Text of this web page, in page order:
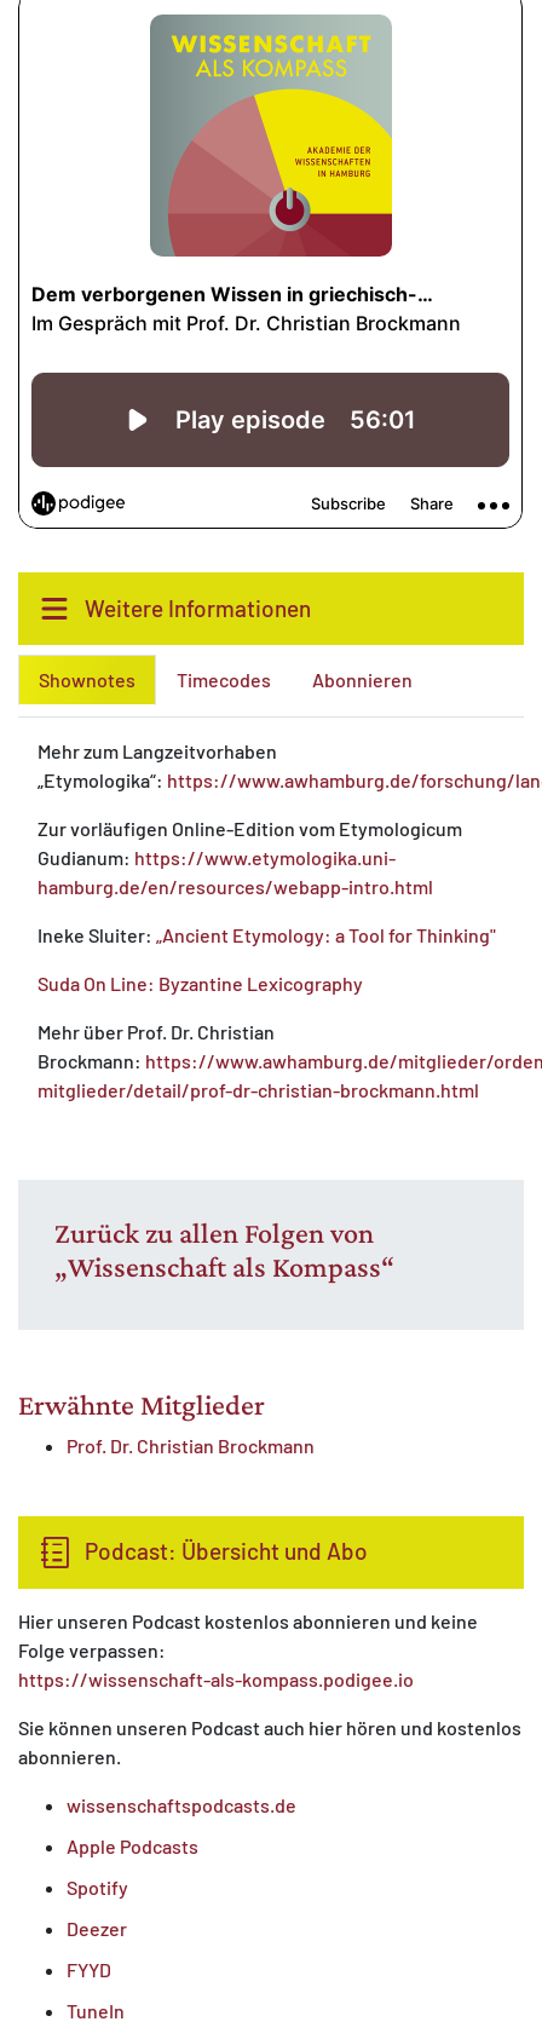
Weitere Informationen
Shownotes Timecodes Abonnieren
Mehr zum Langzeitvorhaben
„Etymologika“: https://www.awhamburg.de/forschung/
Zur vorläufigen Online-Edition vom Etymologicum
Gudianum: https://www.etymologika.uni-
hamburg.de/en/resources/webapp-intro.html
Ineke Sluiter: „Ancient Etymology: a Tool for Thinking"
Suda On Line: Byzantine Lexicography
Mehr über Prof. Dr. Christian
Brockmann: https://www.awhamburg.de/mitglieder/
mitglieder/detail/prof-dr-christian-brockmann.html
Zurück zu allen Folgen von
„Wissenschaft als Kompass“
Erwähnte Mitglieder
Prof. Dr. Christian Brockmann
Podcast: Übersicht und Abo
Hier unseren Podcast kostenlos abonnieren und keine
Folge verpassen:
https://wissenschaft-als-kompass.podigee.io
Sie können unseren Podcast auch hier hören und kostenlos
abonnieren.
wissenschaftspodcasts.de
Apple Podcasts
Spotify
Deezer
FYYD
TuneIn